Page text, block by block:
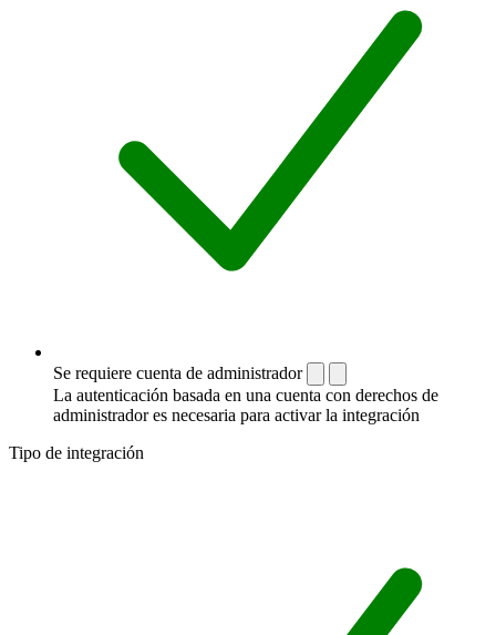
Se requiere cuenta de administrador
La autenticación basada en una cuenta con derechos de
administrador es necesaria para activar la integración
Tipo de integración